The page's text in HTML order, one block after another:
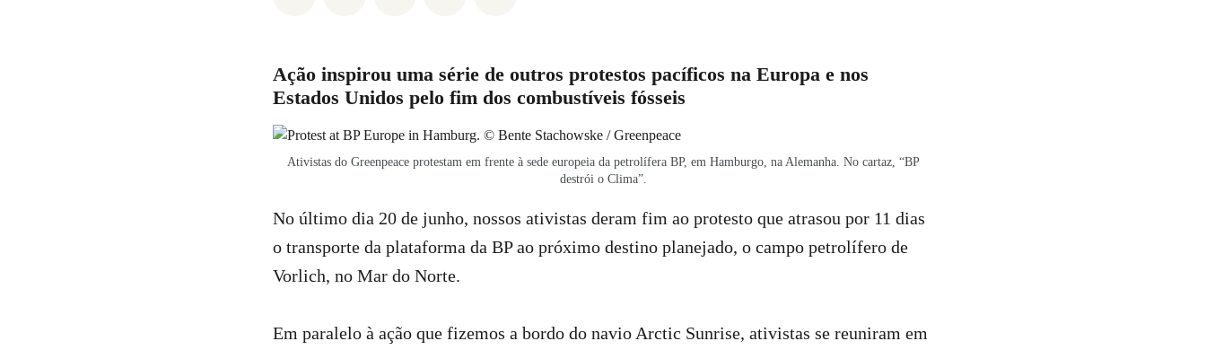
Ação inspirou uma série de outros protestos pacíficos na Europa e nos
Estados Unidos pelo fim dos combustíveis fósseis
Ativistas do Greenpeace protestam em frente à sede europeia da petrolífera BP, em Hamburgo, na Alemanha. No cartaz, “BP
destrói o Clima”.
No último dia 20 de junho, nossos ativistas deram fim ao protesto que atrasou por 11 dias
o transporte da plataforma da BP ao próximo destino planejado, o campo petrolífero de
Vorlich, no Mar do Norte.
Em paralelo à ação que fizemos a bordo do navio Arctic Sunrise, ativistas se reuniram em